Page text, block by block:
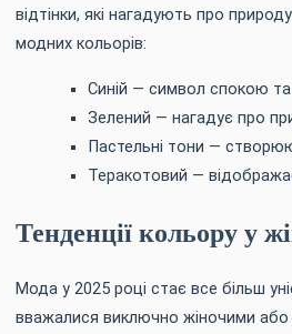
відтінки, які нагадують про
модних кольорів:
Синій — символ спокою та
Зелений — нагадує про
Пастельні тони —
Теракотовий —
Тенденції кольору у
Мода у 2025 році стає все більш
вважалися виключно жіночими або